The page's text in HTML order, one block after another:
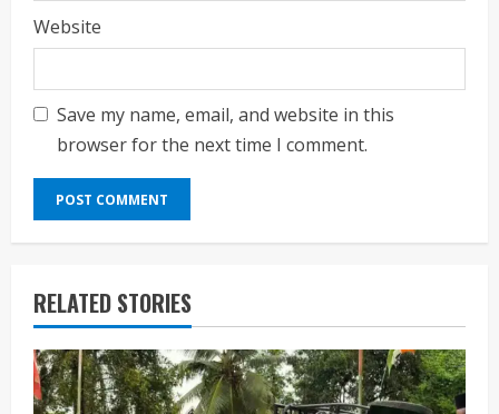
Website
Save my name, email, and website in this
browser for the next time I comment.
RELATED STORIES